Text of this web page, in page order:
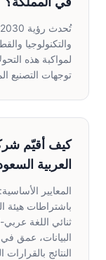
والتكنولوجيا
لمواكبة هذه
توجهات التصنيع
كيف أقيّم
العربية
المعايير
باشتراطات هيئة
ثنائي اللغة
البيانات، عمق
النتائج بالقرارات